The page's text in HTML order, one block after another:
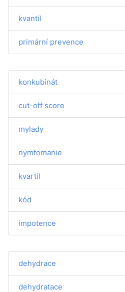
kvantil
primární prevence
konkubinát
cut-off score
mylady
nymfomanie
kvartil
kód
impotence
dehydrace
dehydratace